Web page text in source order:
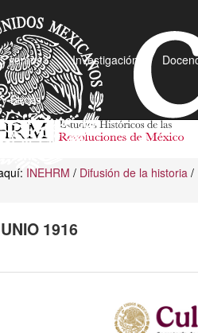
somos? Investigación
Becas
INEHRM / Difusión de la historia /
1916